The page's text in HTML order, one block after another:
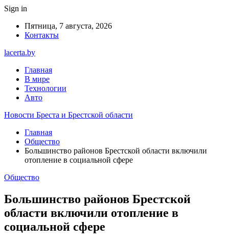
Sign in
Пятница, 7 августа, 2026
Контакты
lacerta.by
Главная
В мире
Технологии
Авто
Новости Бреста и Брестской области
Главная
Общество
Большинство районов Брестской области включили
отопление в социальной сфере
Общество
Большинство районов Брестской
области включили отопление в
социальной сфере